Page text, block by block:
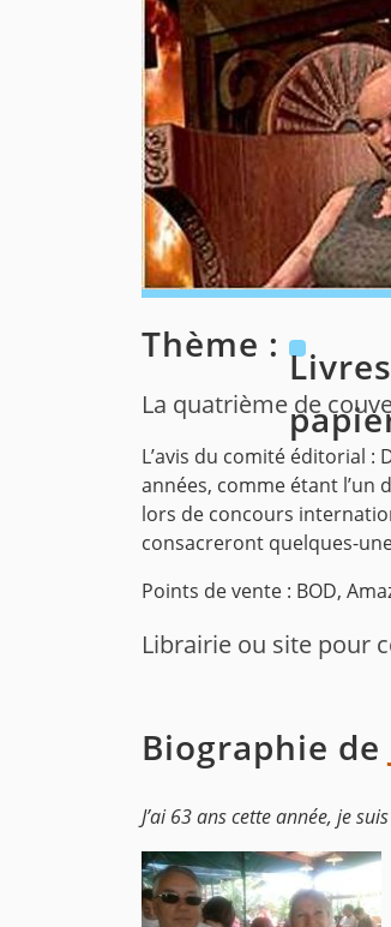
Thème : Livres
La quatrième de
L’avis du comité éditorial :
années, comme étant
lors de concours
consacreront quelques-
Points de vente : BOD,
Librairie ou site pour
Biographie de
J’ai 63 ans cette année, je